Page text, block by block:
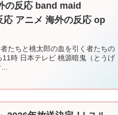
の反応 band maid
アニメ 海外の反応 op
たちと桃太郎の血を引く者たちの
時 日本テレビ 桃源暗鬼（とうげ